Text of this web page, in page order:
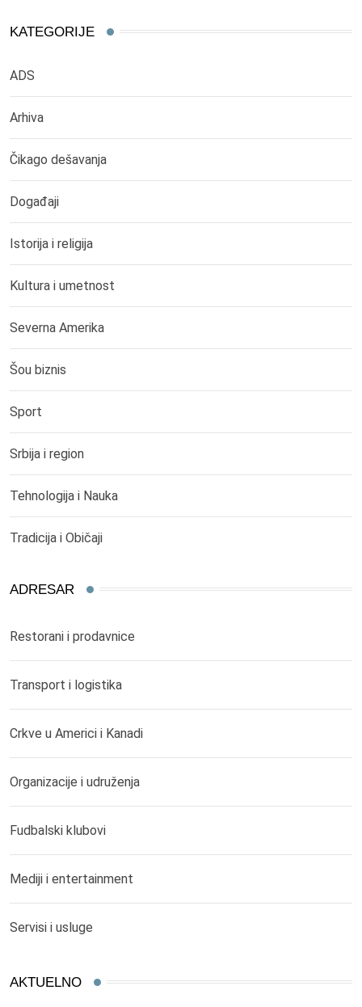
KATEGORIJE
ADS
Arhiva
Čikago dešavanja
Događaji
Istorija i religija
Kultura i umetnost
Severna Amerika
Šou biznis
Sport
Srbija i region
Tehnologija i Nauka
Tradicija i Običaji
ADRESAR
Restorani i prodavnice
Transport i logistika
Crkve u Americi i Kanadi
Organizacije i udruženja
Fudbalski klubovi
Mediji i entertainment
Servisi i usluge
AKTUELNO